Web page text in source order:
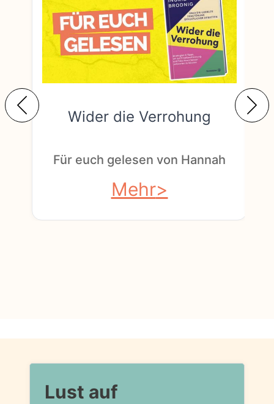
Wider die Verrohung
Für euch gelesen von Hannah
Mehr
Lust auf